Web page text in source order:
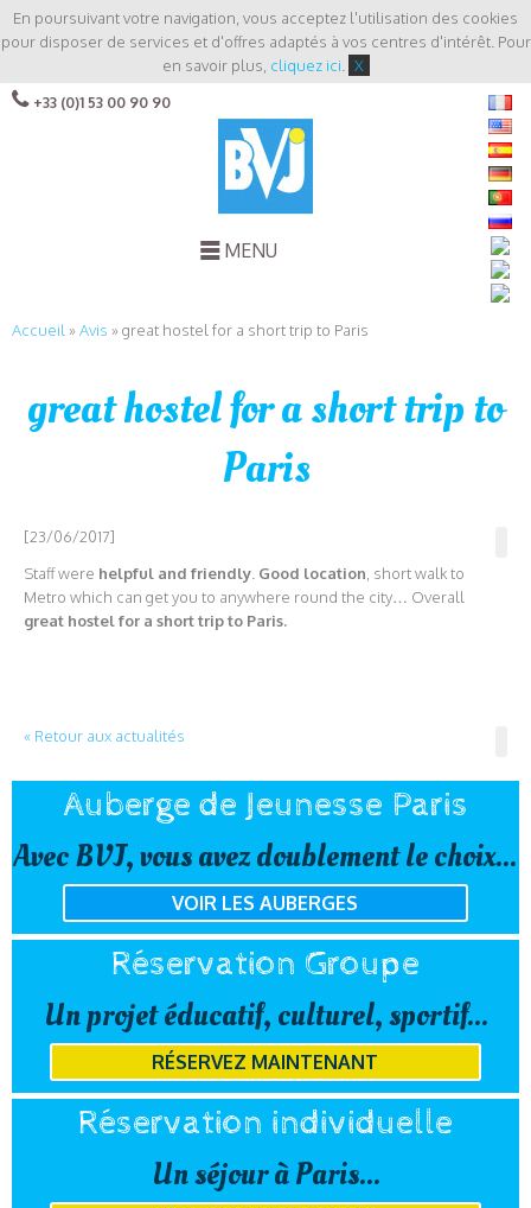
En poursuivant votre navigation, vous acceptez l'utilisation des cookies
pour disposer de services et d'offres adaptés à vos centres d'intérêt. Pour
en savoir plus, cliquez ici X
+33 (0)1 53 00 90 90
MENU
Accueil »Avis »great hostel for a short trip to Paris
great hostel for a short trip to
Paris
[23/06/2017]
Staff were helpful and friendly. Good location, short walk to
Metro which can get you to anywhere round the city… Overall
great hostel for a short trip to Paris.
« Retour aux actualités
Auberge de Jeunesse Paris
Avec BVJ, vous avez doublement le choix...
VOIR LES AUBERGES
Réservation Groupe
Un projet éducatif, culturel, sportif...
RÉSERVEZ MAINTENANT
Réservation individuelle
Un séjour à Paris...